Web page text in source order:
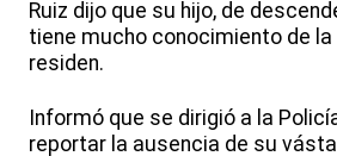
Ruiz dijo que su hijo, de
tiene mucho conocimiento de la
residen.
Informó que se dirigió a la
reportar la ausencia de su